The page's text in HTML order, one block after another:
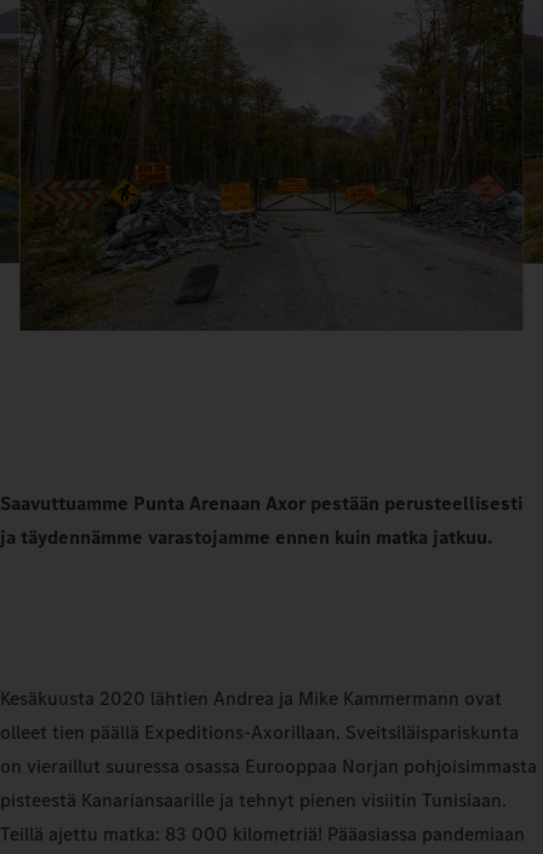
Saavuttuamme Punta Arenaan Axor pestään perusteellisesti
ja täydennämme varastojamme ennen kuin matka jatkuu.
Kesäkuusta 2020 lähtien Andrea ja Mike Kammermann ovat
olleet tien päällä Expeditions‑Axorillaan. Sveitsiläispariskunta
on vieraillut suuressa osassa Eurooppaa Norjan pohjoisimmasta
pisteestä Kanariansaarille ja tehnyt pienen visiitin Tunisiaan.
Teillä ajettu matka: 83 000 kilometriä! Pääasiassa pandemiaan